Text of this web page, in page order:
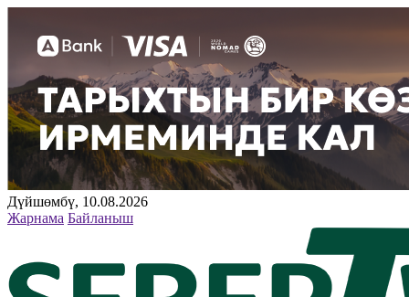
Дүйшөмбү, 10.08.2026
Жарнама Байланыш